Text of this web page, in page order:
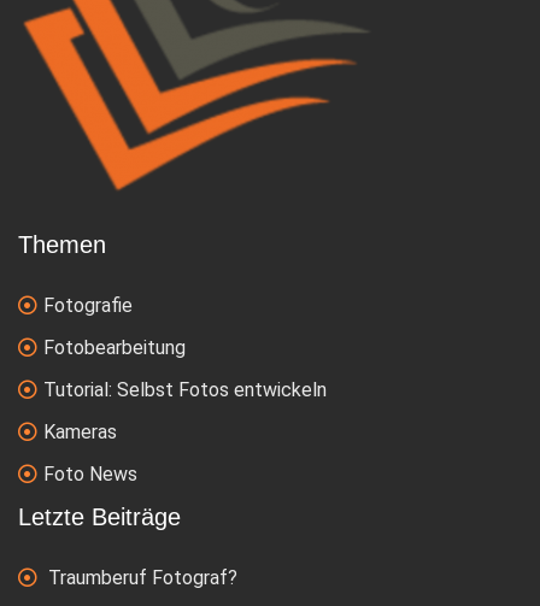
Themen
Fotografie
Fotobearbeitung
Tutorial: Selbst Fotos entwickeln
Kameras
Foto News
Letzte Beiträge
Traumberuf Fotograf?